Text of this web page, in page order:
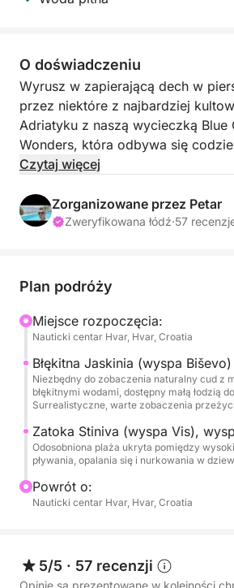
O doświadczeniu
Wyrusz w zapierającą dech w
przez niektóre z najbardziej
Adriatyku z naszą wycieczką Blue
Wonders, która odbywa się
16:00. Ta niezapomniana
eksplorację i wypoczynek w jeden
morzu.
świecie Błękitnej Jaskini na
wodę w jaskrawoniebieski kolor.
magiczne zjawisko z bliska i zrób
zdjęcia w jednym z najbardziej
miejsc w Chorwacji.
archipelag Vis, zatrzymując się na
szmaragdowych zatoczkach i
nurkowania z rurką, do których
łodzią. Ciesz się pełnym
relaksu między pływaniem.
Czytaj więcej
Zorganizowane przez Petar
Zweryfikowana łódź·57
Plan podróży
Miejsce rozpoczęcia:
Nauticki centar Hvar, Hvar, Croatia
Błękitna Jaskinia (wyspa Biševo)
Niezbędny do zobaczenia naturalny cud z
błękitnymi wodami, dostępny małą łodzią
Surrealistyczne, warte zobaczenia
Zatoka Stiniva (wyspa Vis),
Odosobniona plaża ukryta pomiędzy
pływania, opalania się i nurkowania w
Powrót o:
Nauticki centar Hvar, Hvar, Croatia
5/5 · 57 recenzji
Opinie są prezentowane w kolejności